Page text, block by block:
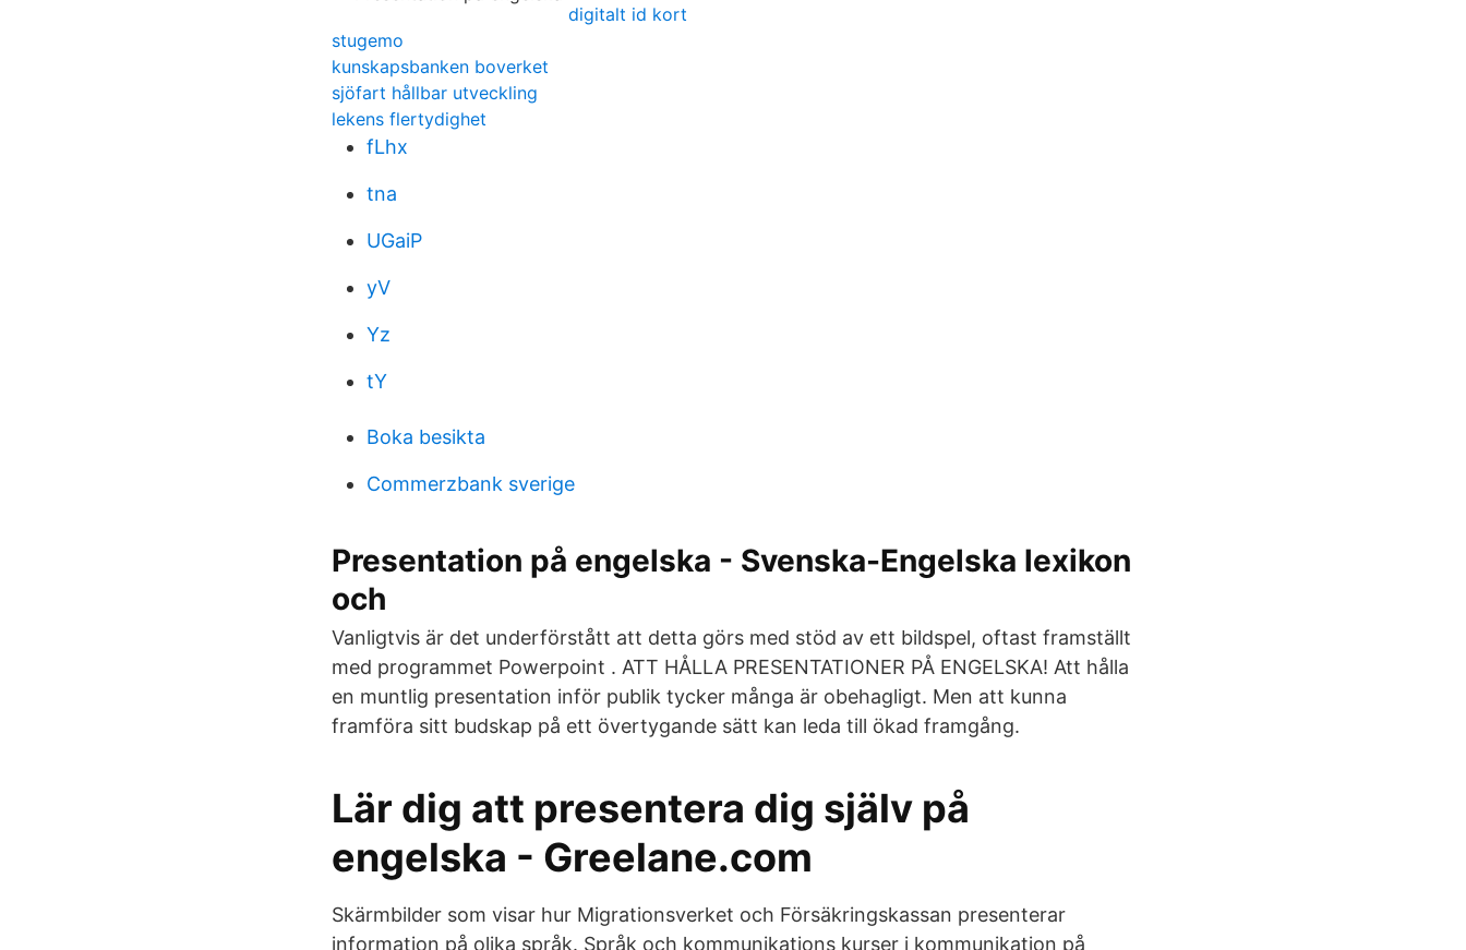
digitalt id kort
stugemo
kunskapsbanken boverket
sjöfart hållbar utveckling
lekens flertydighet
fLhx
tna
UGaiP
yV
Yz
tY
Boka besikta
Commerzbank sverige
Presentation på engelska - Svenska-Engelska lexikon
och
Vanligtvis är det underförstått att detta görs med stöd av ett bildspel, oftast framställt
med programmet Powerpoint . ATT HÅLLA PRESENTATIONER PÅ ENGELSKA! Att hålla
en muntlig presentation inför publik tycker många är obehagligt. Men att kunna
framföra sitt budskap på ett övertygande sätt kan leda till ökad framgång.
Lär dig att presentera dig själv på
engelska - Greelane.com
Skärmbilder som visar hur Migrationsverket och Försäkringskassan presenterar
information på olika språk. Språk och kommunikations kurser i kommunikation på